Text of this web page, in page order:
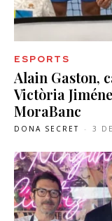
ESPORTS
Alain Gaston,
Victòria
MoraBanc
DONA SECRET - 3